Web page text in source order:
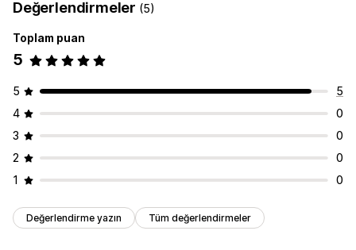
Değerlendirmeler (5)
Toplam puan
5
5
5
4
0
3
0
2
0
1
0
Değerlendirme yazın Tüm değerlendirmeler